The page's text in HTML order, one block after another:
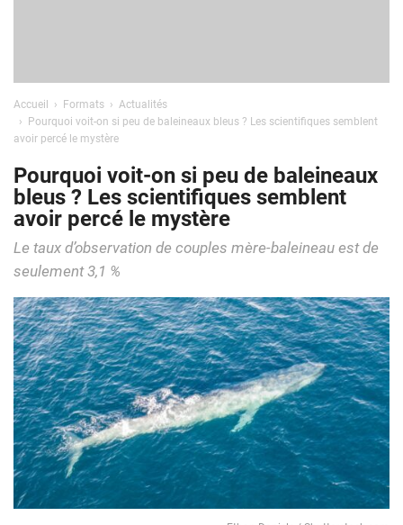
Accueil Formats
Actualités
Pourquoi voit-on si peu de baleineaux bleus ? Les scientifiques semblent
avoir percé le mystère
Pourquoi voit-on si peu de baleineaux
bleus ? Les scientifiques semblent
avoir percé le mystère
Le taux d’observation de couples mère-baleineau est de
seulement 3,1 %